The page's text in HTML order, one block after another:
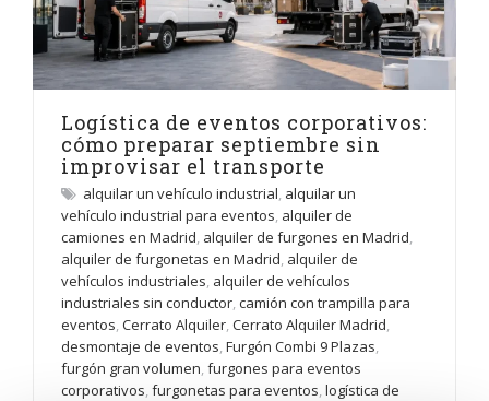
Logística de eventos corporativos:
cómo preparar septiembre sin
improvisar el transporte
alquilar un vehículo industrial, alquilar un
vehículo industrial para eventos, alquiler de
camiones en Madrid, alquiler de furgones en Madrid,
alquiler de furgonetas en Madrid, alquiler de
vehículos industriales, alquiler de vehículos
industriales sin conductor, camión con trampilla para
eventos, Cerrato Alquiler, Cerrato Alquiler Madrid,
desmontaje de eventos, Furgón Combi 9 Plazas,
furgón gran volumen,furgones para eventos
corporativos,furgonetas para eventos,logística de